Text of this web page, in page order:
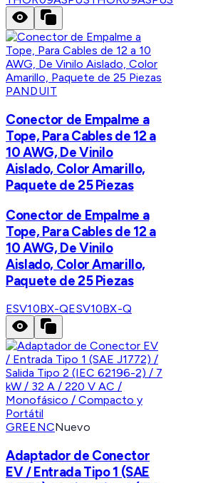
PANDUIT
Conector de Empalme a
Tope, Para Cables de 12 a
10 AWG, De Vinilo
Aislado, Color Amarillo,
Paquete de 25 Piezas
Conector de Empalme a
Tope, Para Cables de 12 a
10 AWG, De Vinilo
Aislado, Color Amarillo,
Paquete de 25 Piezas
ESV10BX-QESV10BX-Q
GREENCNuevo
Adaptador de Conector
EV / Entrada Tipo 1 (SAE